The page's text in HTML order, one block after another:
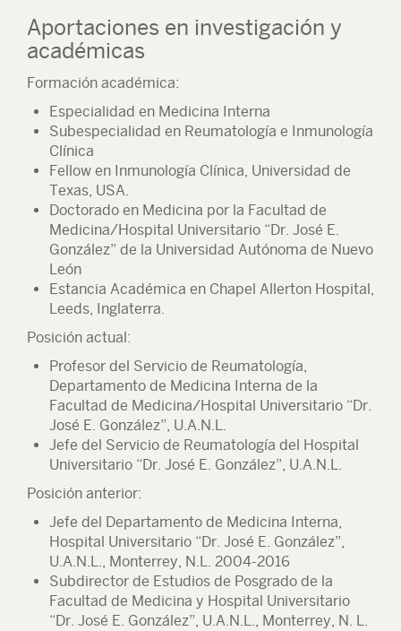
Aportaciones en investigación y
académicas
Formación académica:
Especialidad en Medicina Interna
Subespecialidad en Reumatología e Inmunología
Clínica
Fellow en Inmunología Clínica, Universidad de
Texas, USA.
Doctorado en Medicina por la Facultad de
Medicina/Hospital Universitario “Dr. José E.
González” de la Universidad Autónoma de Nuevo
León
Estancia Académica en Chapel Allerton Hospital,
Leeds, Inglaterra.
Posición actual:
Profesor del Servicio de Reumatología,
Departamento de Medicina Interna de la
Facultad de Medicina/Hospital Universitario “Dr.
José E. González”, U.A.N.L.
Jefe del Servicio de Reumatología del Hospital
Universitario “Dr. José E. González”, U.A.N.L.
Posición anterior:
Jefe del Departamento de Medicina Interna,
Hospital Universitario “Dr. José E. González”,
U.A.N.L., Monterrey, N.L. 2004-2016
Subdirector de Estudios de Posgrado de la
Facultad de Medicina y Hospital Universitario
“Dr. José E. González”, U.A.N.L., Monterrey, N. L.